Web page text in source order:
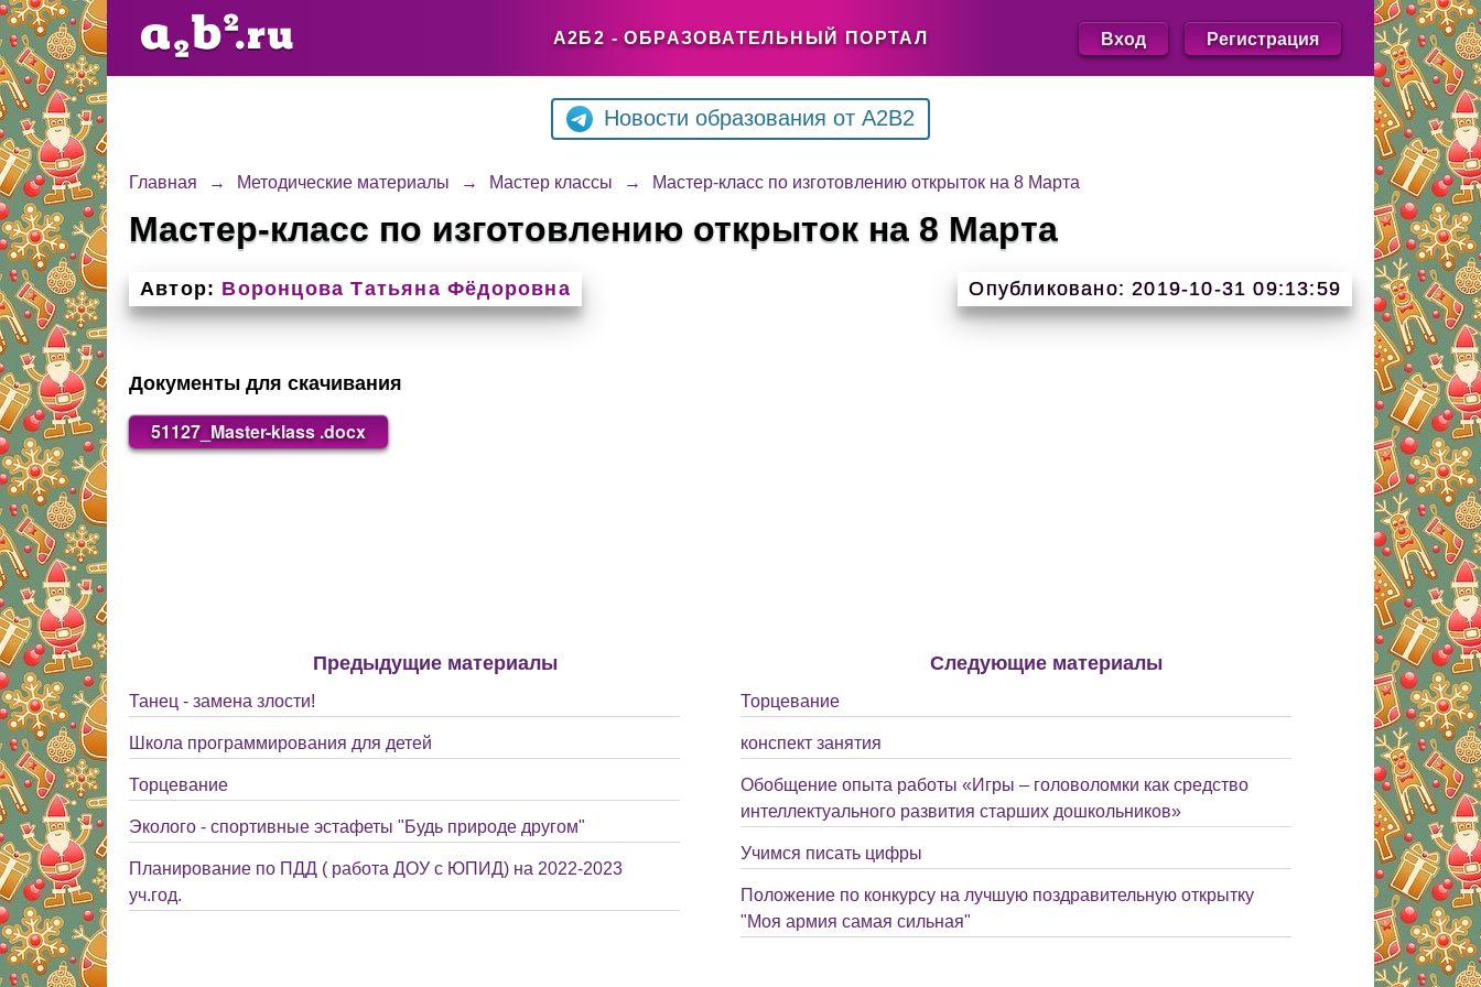
А2Б2 - ОБРАЗОВАТЕЛЬНЫЙ ПОРТАЛ Вход Регистрация
Новости образования от A2B2
Главная → Методические материалы → Мастер классы → Мастер-класс по изготовлению открыток на 8 Марта
Мастер-класс по изготовлению открыток на 8 Марта
Автор: Воронцова Татьяна Фёдоровна Опубликовано: 2019-10-31 09:13:59
Документы для скачивания
51127_Master-klass .docx
Предыдущие материалы
Танец - замена злости!
Школа программирования для детей
Торцевание
Эколого - спортивные эстафеты "Будь природе другом"
Планирование по ПДД ( работа ДОУ с ЮПИД) на 2022-2023
уч.год.
Следующие материалы
Торцевание
конспект занятия
Обобщение опыта работы «Игры – головоломки как средство
интеллектуального развития старших дошкольников»
Учимся писать цифры
Положение по конкурсу на лучшую поздравительную открытку
"Моя армия самая сильная"